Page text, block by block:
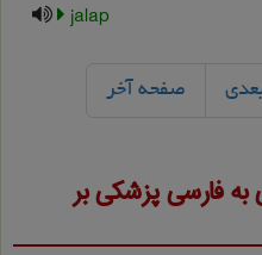
jalap
صفحه آخر
فارسیپزشكیبر